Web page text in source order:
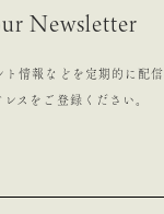
Newsletter
情報などを定期的に配信
スをご登録ください。